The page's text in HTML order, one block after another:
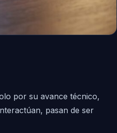
por su avance técnico,
pasan de ser